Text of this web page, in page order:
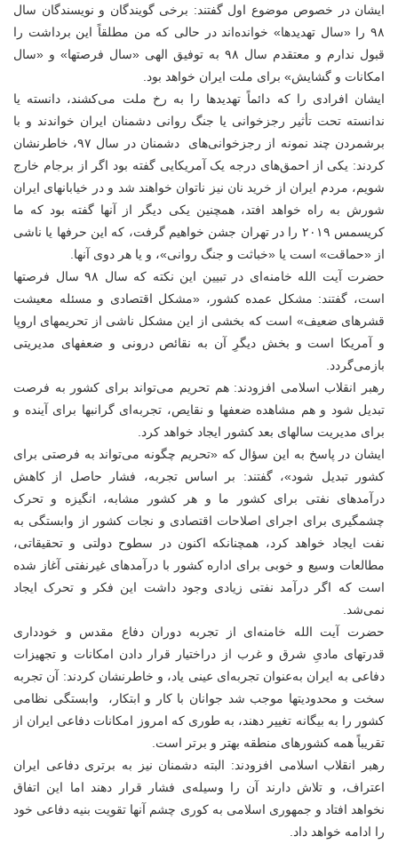
ایشان در خصوص موضوع اول گفتند: برخی گویندگان و نویسندگان سال
۹۸ را «سال تهدیدها» خوانده‌اند در حالی که من مطلقاً این برداشت را
قبول ندارم و معتقدم سال ۹۸ به توفیق الهی «سال فرصتها» و «سال
امکانات و گشایش» برای ملت ایران خواهد بود.
ایشان افرادی را که دائماً تهدیدها را به رخ ملت می‌کشند، دانسته یا
ندانسته تحت تأثیر رجزخوانی یا جنگ روانی دشمنان ایران خواندند و با
برشمردن چند نمونه از رجزخوانی‌های دشمنان در سال ۹۷، خاطرنشان
کردند: یکی از احمق‌های درجه یک آمریکایی گفته بود اگر از برجام خارج
شویم، مردم ایران از خرید نان نیز ناتوان خواهند شد و در خیابانهای ایران
شورش به راه خواهد افتد، همچنین یکی دیگر از آنها گفته بود که ما
کریسمس ۲۰۱۹ را در تهران جشن خواهیم گرفت، که این حرفها یا ناشی
از «حماقت» است یا «خباثت و جنگ روانی»، و یا هر دوی آنها.
حضرت آیت الله خامنه‌ای در تبیین این نکته که سال ۹۸ سال فرصتها
است، گفتند: مشکل عمده کشور، «مشکل اقتصادی و مسئله معیشت
قشرهای ضعیف» است که بخشی از این مشکل ناشی از تحریمهای اروپا
و آمریکا است و بخش دیگرِ آن به نقائص درونی و ضعفهای مدیریتی
بازمی‌گردد.
رهبر انقلاب اسلامی افزودند: هم تحریم می‌تواند برای کشور به فرصت
تبدیل شود و هم مشاهده ضعفها و نقایص، تجربه‌ای گرانبها برای آینده و
برای مدیریت سالهای بعد کشور ایجاد خواهد کرد.
ایشان در پاسخ به این سؤال که «تحریم چگونه می‌تواند به فرصتی برای
کشور تبدیل شود»، گفتند: بر اساس تجربه، فشار حاصل از کاهش
درآمدهای نفتی برای کشور ما و هر کشور مشابه، انگیزه و تحرک
چشمگیری برای اجرای اصلاحات اقتصادی و نجات کشور از وابستگی به
نفت ایجاد خواهد کرد، همچنانکه اکنون در سطوح دولتی و تحقیقاتی،
مطالعات وسیع و خوبی برای اداره کشور با درآمدهای غیرنفتی آغاز شده
است که اگر درآمد نفتی زیادی وجود داشت این فکر و تحرک ایجاد
نمی‌شد.
حضرت آیت الله خامنه‌ای از تجربه دوران دفاع مقدس و خودداری
قدرتهای مادیِ شرق و غرب از دراختیار قرار دادن امکانات و تجهیزات
دفاعی به ایران به‌عنوان تجربه‌ای عینی یاد، و خاطرنشان کردند: آن تجربه
سخت و محدودیتها موجب شد جوانان با کار و ابتکار، وابستگی نظامی
کشور را به بیگانه تغییر دهند، به طوری که امروز امکانات دفاعی ایران از
تقریباً همه کشورهای منطقه بهتر و برتر است.
رهبر انقلاب اسلامی افزودند: البته دشمنان نیز به برتری دفاعی ایران
اعتراف، و تلاش دارند آن را وسیله‌ی فشار قرار دهند اما این اتفاق
نخواهد افتاد و جمهوری اسلامی به کوری چشم آنها تقویت بنیه دفاعی خود
را ادامه خواهد داد.